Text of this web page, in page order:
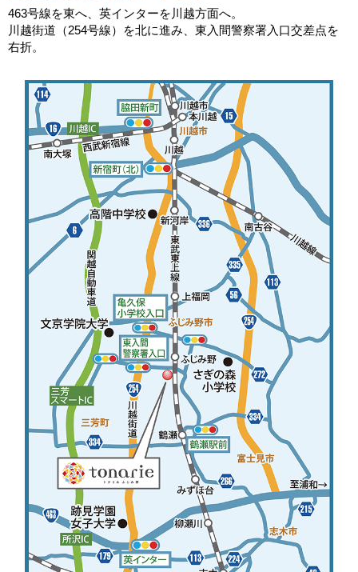
463号線を東へ、英インターを川越方面へ。
川越街道（254号線）を北に進み、東入間警察署入口交差点を
右折。